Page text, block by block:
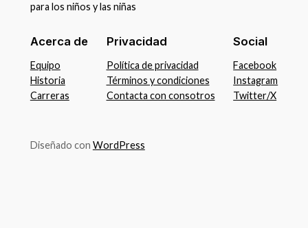
para los niños y las niñas
Acerca de
Equipo
Historia
Carreras
Privacidad
Política de privacidad
Términos y condiciones
Contacta con consotros
Social
Facebook
Instagram
Twitter/X
Diseñado con WordPress